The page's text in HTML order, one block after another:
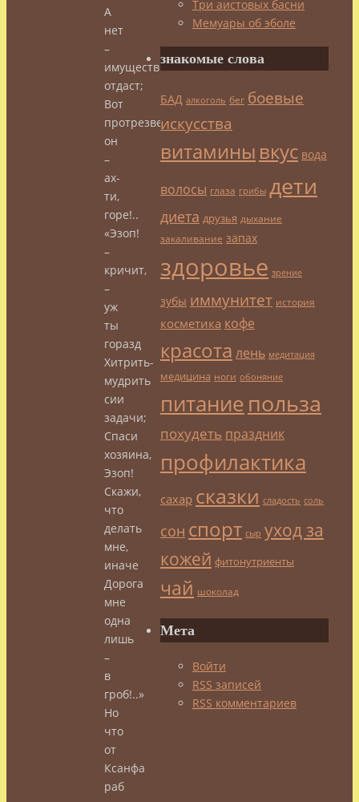
А
нет
–
имущество
отдаст;
Вот
протрезвел
он
–
ах-
ти,
горе!..
«Эзоп!
–
кричит,
–
уж
ты
горазд
Хитрить-
мудрить
сии
задачи;
Спаси
хозяина,
Эзоп!
Скажи,
что
делать
мне,
иначе
Дорога
мне
одна
лишь
–
в
гроб!..»
Но
что
от
Ксанфа
раб
Три аистовых басни
Мемуары об эболе
знакомые слова
БАД алкоголь бег боевые
искусства
витамины вкус вода
волосы глаза грибы дети
диета друзья дыхание
закаливание запах
здоровье зрение
зубы иммунитет история
косметика кофе
красота лень медитация
медицина ноги обоняние
питание польза
похудеть праздник
профилактика
сахар сказки сладость соль
сон спорт сыр уход за
кожей фитонутриенты
чай шоколад
Мета
Войти
RSS записей
RSS комментариев